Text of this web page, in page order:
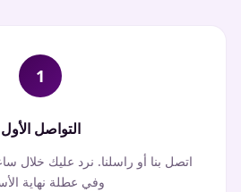
1
التواصل الأول
اتصل بنا أو راسلنا. نرد عليك خلال
وفي عطلة نهاية